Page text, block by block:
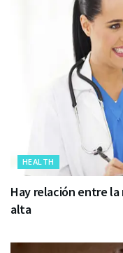
HEALTH
Hay relación entre la
alta